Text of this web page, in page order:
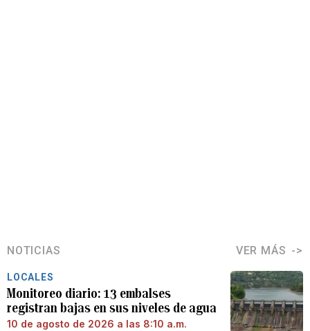
NOTICIAS VER MÁS
LOCALES
Monitoreo diario: 13 embalses
registran bajas en sus niveles de agua
10 de agosto de 2026 a las 8:10 a.m.